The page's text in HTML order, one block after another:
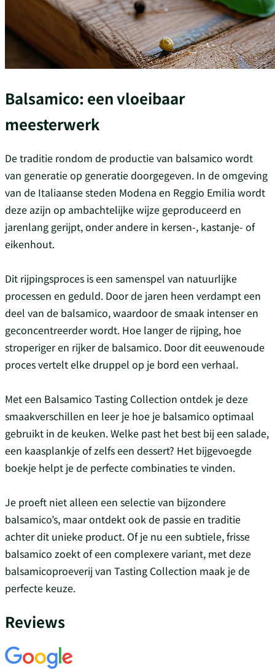
Balsamico: een vloeibaar
meesterwerk
De traditie rondom de productie van balsamico wordt
van generatie op generatie doorgegeven. In de omgeving
van de Italiaanse steden Modena en Reggio Emilia wordt
deze azijn op ambachtelijke wijze geproduceerd en
jarenlang gerijpt, onder andere in kersen-, kastanje- of
eikenhout.
Dit rijpingsproces is een samenspel van natuurlijke
processen en geduld. Door de jaren heen verdampt een
deel van de balsamico, waardoor de smaak intenser en
geconcentreerder wordt. Hoe langer de rijping, hoe
stroperiger en rijker de balsamico. Door dit eeuwenoude
proces vertelt elke druppel op je bord een verhaal.
Met een Balsamico Tasting Collection ontdek je deze
smaakverschillen en leer je hoe je balsamico optimaal
gebruikt in de keuken. Welke past het best bij een salade,
een kaasplankje of zelfs een dessert? Het bijgevoegde
boekje helpt je de perfecte combinaties te vinden.
Je proeft niet alleen een selectie van bijzondere
balsamico’s, maar ontdekt ook de passie en traditie
achter dit unieke product. Of je nu een subtiele, frisse
balsamico zoekt of een complexere variant, met deze
balsamicoproeverij van Tasting Collection maak je de
perfecte keuze.
Reviews